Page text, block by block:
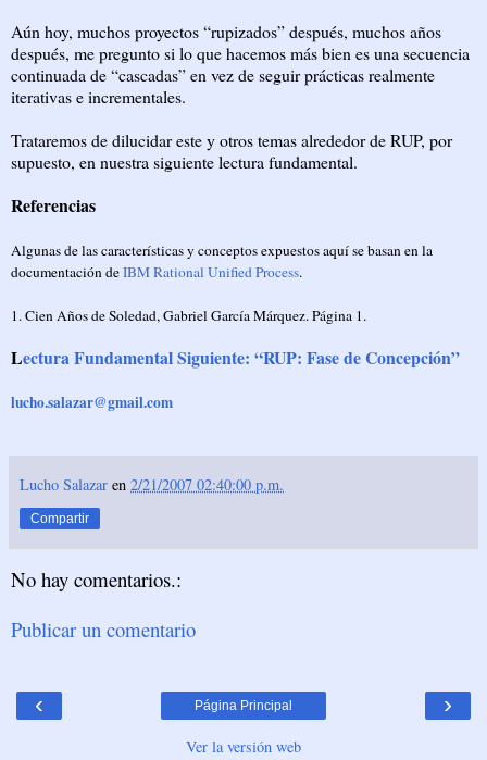
Aún hoy, muchos proyectos “rupizados” después, muchos años
después, me pregunto si lo que hacemos más bien es una secuencia
continuada de “cascadas” en vez de seguir prácticas realmente
iterativas e incrementales.
Trataremos de dilucidar este y otros temas alrededor de RUP, por
supuesto, en nuestra siguiente lectura fundamental.
Referencias
Algunas de las características y conceptos expuestos aquí se basan en la
documentación deIBM Rational Unified Process.
1. Cien Años de Soledad, Gabriel García Márquez. Página 1.
Lectura Fundamental Siguiente: “RUP: Fase de Concepción”
lucho.salazar@gmail.com
Lucho Salazar en 2/21/2007 02:40:00 p.m.
Compartir
No hay comentarios.:
Publicar un comentario
‹ ›
Página Principal
Ver la versión web